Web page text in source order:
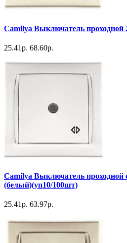
Camilya Выключатель
25.41р. 68.60р.
Camilya Выключатель проходной
(белый)(уп10/100шт)
25.41р. 63.97р.